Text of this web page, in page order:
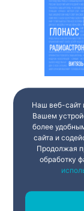
Наш веб-сайт
Вашем
более
сайта и
Продолжая
обработку